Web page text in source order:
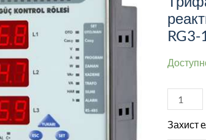
RG3-
ENTES
15CL
Захист